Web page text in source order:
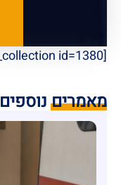
[brb_collection id=1380]
מאמרים נוספים